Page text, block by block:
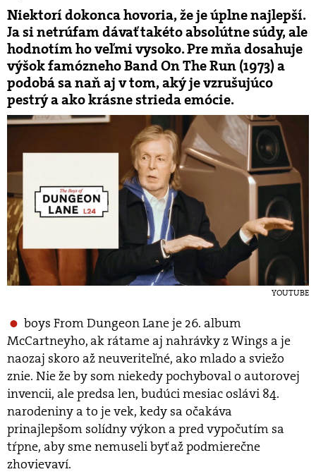
Niektorí dokonca hovoria, že je úplne najlepší.
Ja si netrúfam dávať takéto absolútne súdy, ale
hodnotím ho veľmi vysoko. Pre mňa dosahuje
výšok famózneho Band On The Run (1973) a
podobá sa naň aj v tom, aký je vzrušujúco
pestrý a ako krásne strieda emócie.
YOUTUBE
boys From Dungeon Lane je 26. album
McCartneyho, ak rátame aj nahrávky z Wings a je
naozaj skoro až neuveriteľné, ako mlado a sviežo
znie. Nie že by som niekedy pochyboval o autorovej
invencii, ale predsa len, budúci mesiac oslávi 84.
narodeniny a to je vek, kedy sa očakáva
prinajlepšom solídny výkon a pred vypočutím sa
tŕpne, aby sme nemuseli byť až podmierečne
zhovievaví.